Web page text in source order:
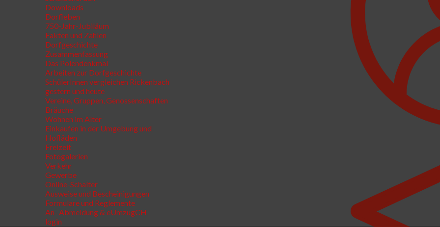
Downloads
Dorfleben
750-Jahr-Jubiläum
Fakten und Zahlen
Dorfgeschichte
Zusammenfassung
Das Polendenkmal
Arbeiten zur Dorfgeschichte
SchülerInnen vergleichen Rickenbach
gestern und heute
Vereine, Gruppen, Genossenschaften
Bräuche
Wohnen im Alter
Einkaufen in der Umgebung und
Hofläden
Freizeit
Fotogalerien
Verkehr
Gewerbe
Online-Schalter
Ausweise und Bescheinigungen
Formulare und Reglemente
An- Abmeldung & eUmzugCH
login